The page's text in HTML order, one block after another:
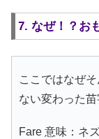
7. なぜ！？お
ここではなぜ
ない変わった苗
Fare 意味：ネ